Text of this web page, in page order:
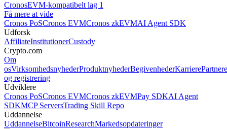
CronosEVM-kompatibelt lag 1
Få mere at vide
Cronos PoSCronos EVMCronos zkEVMAI Agent SDK
Udforsk
AffiliateInstitutionerCustody
Crypto.com
Om
osVirksomhedsnyhederProduktnyhederBegivenhederKarrierePartnere
og registrering
Udviklere
Cronos PoSCronos EVMCronos zkEVMPay SDKAI Agent
SDKMCP ServersTrading Skill Repo
Uddannelse
UddannelseBitcoinResearchMarkedsopdateringer